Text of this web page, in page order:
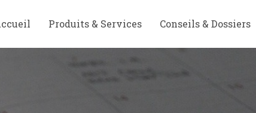
Produits & Services Conseils & Dossiers